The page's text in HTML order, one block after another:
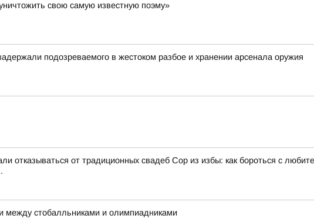
свою самую известную поэму»
подозреваемого в жестоком разбое и хранении арсенала оружия
отказываться от традиционных свадеб Сор из избы: как бороться с
между стобалльниками и олимпиадниками